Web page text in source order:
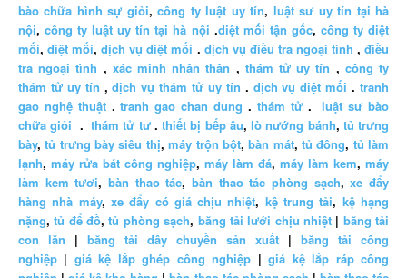
bào chữa hình sự giỏi,công ty luật uy tín, luật sư uy tín tại hà
nội,công ty luật uy tín tại hà nội .diệt mối tận gốc, công ty diệt
mối,diệt mối,dịch vụ diệt mối . dịch vụ điều tra ngoại tình ,điều
tra ngoại tình , xác minh nhân thân , thám tử uy tín , công ty
thám tử uy tín ,dịch vụ thám tử uy tín . dịch vụ diệt mối .tranh
gao nghệ thuật.tranh gao chan dung . thám tử.luật sư bào
chữa giỏi .thám tử tư.thiết bị bếp âu,lò nướng bánh, tủ trưng
bày,tủ trưng bày siêu thị,máy trộn bột,bàn mát, tủ đông, tủ làm
lạnh, máy rửa bát công nghiệp, máy làm đá, máy làm kem, máy
làm kem tươi,bàn thao tác,bàn thao tác phòng sạch,xe đẩy
hàng nhà máy, xe đẩy có giá chịu nhiệt, kệ trung tải, kệ hạng
nặng,tủ để đồ,tủ phòng sạch, băng tải lưới chịu nhiệt| băng tải
con lăn | băng tải dây chuyền sản xuất | băng tải công
nghiệp | giá kệ lắp ghép công nghiệp |giá kệ lắp ráp công